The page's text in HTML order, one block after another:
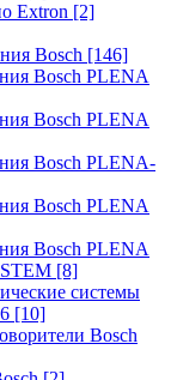
Extron [2]
Bosch [146]
Bosch PLENA
Bosch PLENA
Bosch PLENA-
Bosch PLENA
Bosch PLENA
[8]
системы
[10]
Bosch